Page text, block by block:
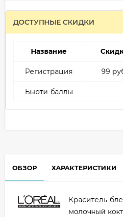
ДОСТУПНЫЕ СКИДКИ
Название
Регистрация 99
Бьюти-баллы -
ОБЗОР ХАРАКТЕРИСТИКИ
Краситель-
молочный